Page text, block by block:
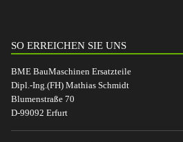
SO ERREICHEN SIE UNS
BME BauMaschinen Ersatzteile
Dipl.-Ing.(FH) Mathias Schmidt
Blumenstraße 70
D-99092 Erfurt